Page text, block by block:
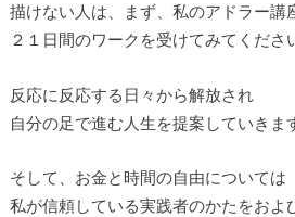
描けない人は、まず、私のアドラー講
２１日間のワークを受けてみてくださ
反応に反応する日々から解放され
自分の足で進む人生を提案していきま
そして、お金と時間の自由については
私が信頼している実践者のかたをおよ